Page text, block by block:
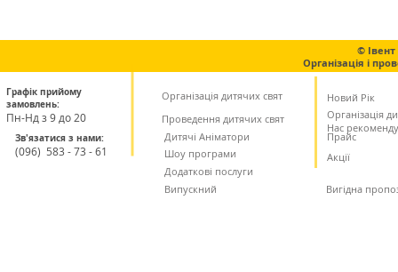
©
Організація і
Графік прийому
замовлень:
Пн-Нд з 9 до 20
Організація дитячих свят
Новий Рік
Проведення дитячих свят
Вигідна
Зв'язатися з нами:
(096) 583 - 73 - 61
Дитячі Аніматори
Шоу програми
Додаткові послуги
Організація
Нас
Прайс
Акції
Випускний